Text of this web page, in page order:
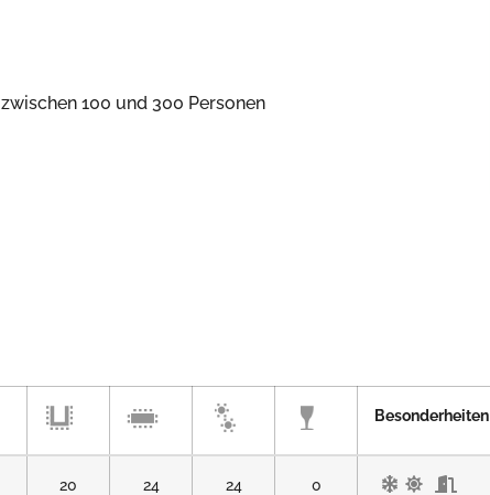
zwischen 100 und 300 Personen
Besonderheiten
20 24 24 0